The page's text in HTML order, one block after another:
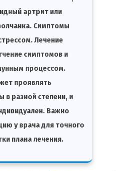
артрит или
Симптомы
Лечение
симптомов и
процессом.
проявлять
в разной степени, и
Важно
у врача для точного
плана лечения.